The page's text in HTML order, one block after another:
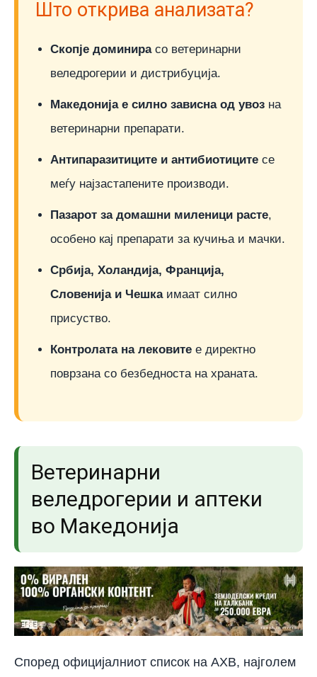
Што открива анализата?
Скопје доминирасо ветеринарни
веледрогерии и дистрибуција.
Македонија е силно зависна од увоз на
ветеринарни препарати.
Антипаразитиците и антибиотиците се
меѓу најзастапените производи.
Пазарот за домашни миленици расте,
особено кај препарати за кучиња и мачки.
Србија, Холандија, Франција,
Словенија и Чешкаимаат силно
присуство.
Контролата на лековите е директно
поврзана со безбедноста на храната.
Ветеринарни
веледрогерии и аптеки
во Македонија
Според официјалниот список на АХВ, најголем